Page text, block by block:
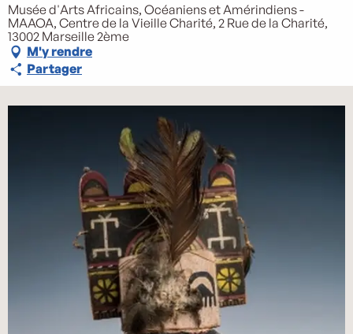
Musée d'Arts Africains, Océaniens et Amérindiens -
MAAOA, Centre de la Vieille Charité, 2 Rue de la Charité,
13002 Marseille 2ème
M'y rendre
Partager